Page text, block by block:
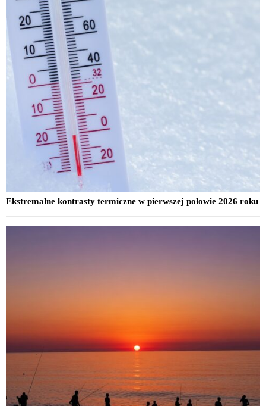
Ekstremalne kontrasty termiczne w pierwszej połowie 2026 roku